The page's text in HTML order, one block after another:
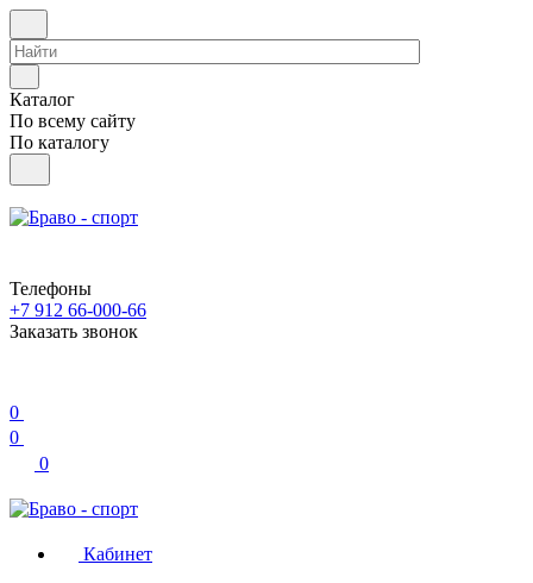
Каталог
По всему сайту
По каталогу
Телефоны
+7 912 66-000-66
Заказать звонок
0
0
0
Кабинет